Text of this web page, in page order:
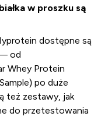
w proszku są
dostępne są
od
Whey Protein
po duże
też zestawy, jak
do przetestowania